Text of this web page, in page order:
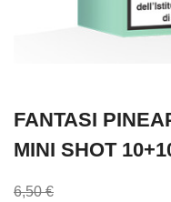
FANTASI
MINI SHOT
6,50 €